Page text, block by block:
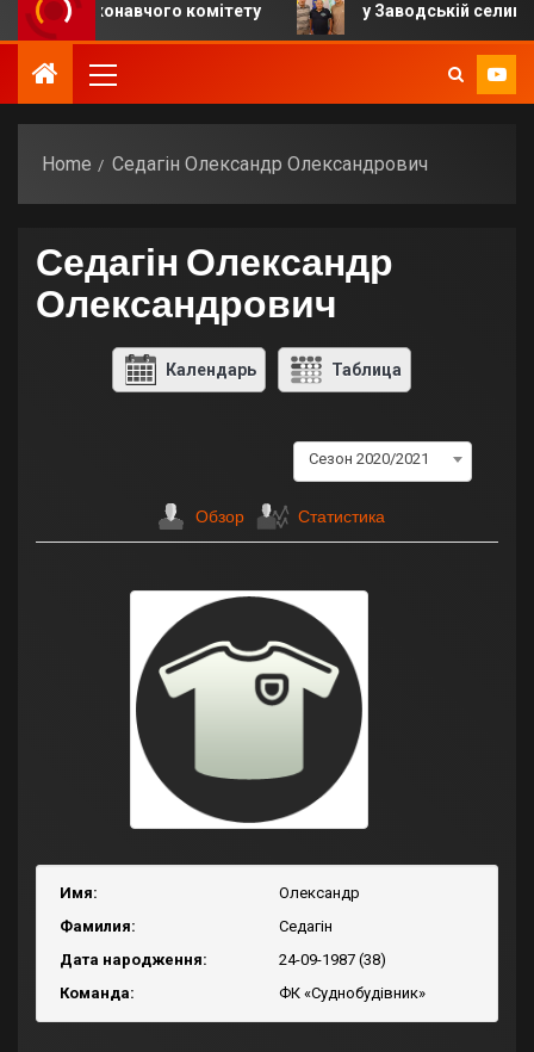
виконавчого комітету у Заводській селищній
Home Седагін Олександр Олександрович
Седагін Олександр
Олександрович
Календарь Таблица
Сезон 2020/2021
Обзор Статистика
Имя:
Олександр
Фамилия:
Седагін
Дата народження:
24-09-1987 (38)
Команда:
ФК «Суднобудівник»